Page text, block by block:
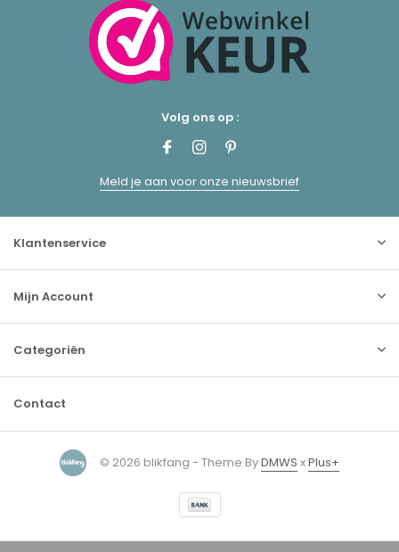
Volg ons op :
Meld je aan voor onze nieuwsbrief
Klantenservice
Mijn Account
Categoriën
Contact
© 2026 blikfang - Theme ByDMWS xPlus+